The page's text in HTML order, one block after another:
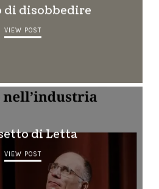
di disobbedire
VIEW POST
di Letta
VIEW POST